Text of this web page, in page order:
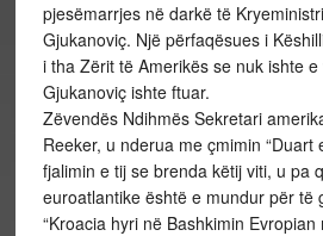
pjesëmarrjes në darkë të
Gjukanoviç. Një përfaqësues i
i tha Zërit të Amerikës se nuk ishte
Gjukanoviç ishte ftuar.
Zëvendës Ndihmës Sekretari
Reeker, u nderua me çmimin “Duart
fjalimin e tij se brenda këtij viti, u pa
euroatlantike është e mundur për të
“Kroacia hyri në Bashkimin